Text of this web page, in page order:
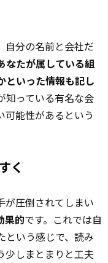
自分の名前と会社だ
なたが属している組
といった情報も記し
知っている有名な会
可能性があるという
く
が圧倒されてしまい
果的です。これでは自
という感じで、読み
少しまとまりと工夫